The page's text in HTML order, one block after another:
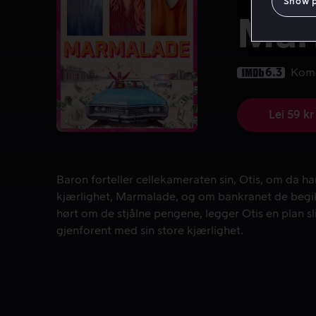
6.3
Lei 59 kr
Baron forteller cellekameraten sin, Otis, om da
Baron forteller cellekameraten sin, Otis, om da
kjærlighet, Marmalade, og om bankranet de
hørt om de stjålne pengene, legger Otis en plan
gjenforent med sin store kjærlighet.